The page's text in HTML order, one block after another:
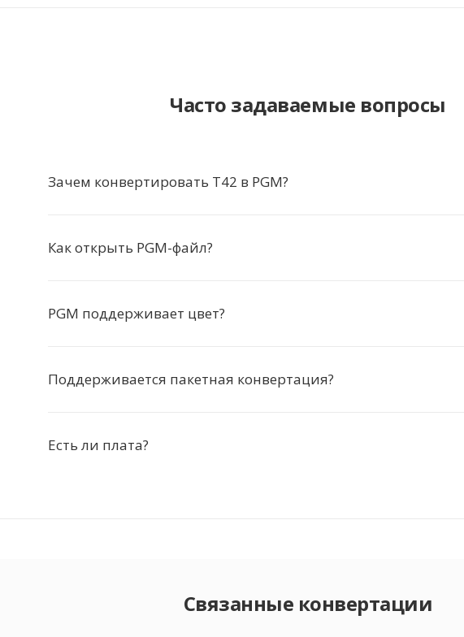
Часто задаваемые вопросы
Зачем конвертировать T42 в PGM?
Как открыть PGM-файл?
PGM поддерживает цвет?
Поддерживается пакетная конвертация?
Есть ли плата?
Связанные конвертации